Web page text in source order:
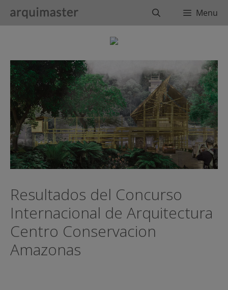
BuscarMenu
Resultados del Concurso
Internacional de Arquitectura
Centro Conservacion
Amazonas